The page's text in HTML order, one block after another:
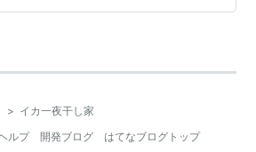
記事と合わせて是非参考になさって
画内で…
> イカ一夜干し家
ルプ 開発ブログ はてなブログトップ